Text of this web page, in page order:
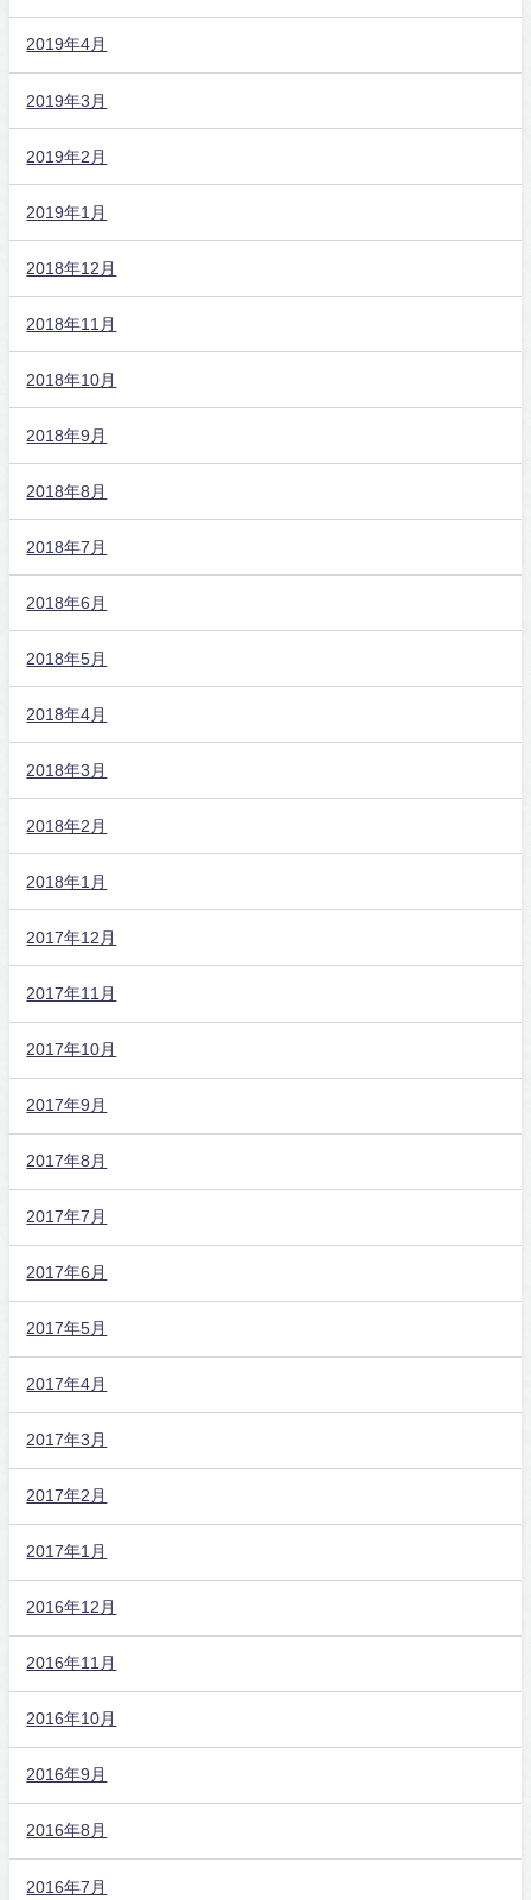
2019年4月
2019年3月
2019年2月
2019年1月
2018年12月
2018年11月
2018年10月
2018年9月
2018年8月
2018年7月
2018年6月
2018年5月
2018年4月
2018年3月
2018年2月
2018年1月
2017年12月
2017年11月
2017年10月
2017年9月
2017年8月
2017年7月
2017年6月
2017年5月
2017年4月
2017年3月
2017年2月
2017年1月
2016年12月
2016年11月
2016年10月
2016年9月
2016年8月
2016年7月